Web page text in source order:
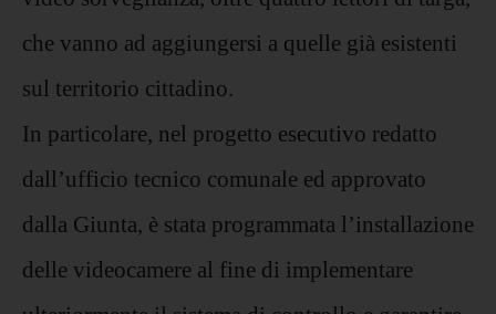
che vanno ad aggiungersi a quelle già esistenti
sul territorio cittadino.
In particolare, nel progetto esecutivo redatto
dall’ufficio tecnico comunale ed approvato
dalla Giunta, è stata programmata l’installazione
delle videocamere al fine di implementare